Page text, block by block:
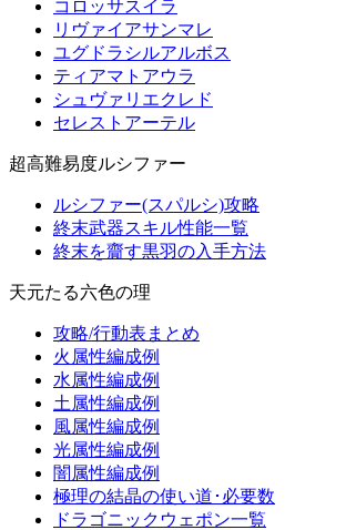
コロッサスイラ
リヴァイアサンマレ
ユグドラシルアルボス
ティアマトアウラ
シュヴァリエクレド
セレストアーテル
超高難易度ルシファー
ルシファー(スパルシ)攻略
終末武器スキル性能一覧
終末を齎す黒羽の入手方法
天元たる六色の理
攻略/行動表まとめ
火属性編成例
水属性編成例
土属性編成例
風属性編成例
光属性編成例
闇属性編成例
極理の結晶の使い道･必要数
ドラゴニックウェポン一覧